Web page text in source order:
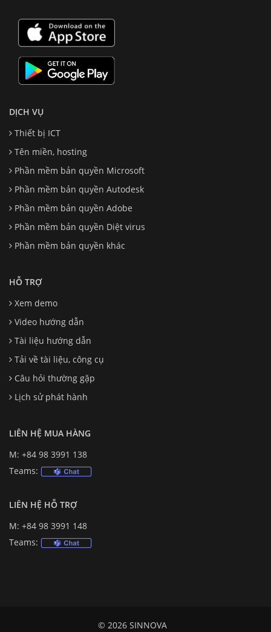
DỊCH VỤ
Thiết bị ICT
Tên miền, hosting
Phần mềm bản quyền Microsoft
Phần mềm bản quyền Autodesk
Phần mềm bản quyền Adobe
Phần mềm bản quyền Diệt virus
Phần mềm bản quyền khác
HỖ TRỢ
Xem demo
Video hướng dẫn
Tài liệu hướng dẫn
Tải về tài liệu, công cụ
Câu hỏi thường gặp
Lịch sử phát hành
LIÊN HỆ MUA HÀNG
M: +84 98 3991 138
Teams:
LIÊN HỆ HỖ TRỢ
M: +84 98 3991 148
Teams:
© 2026 SINNOVA